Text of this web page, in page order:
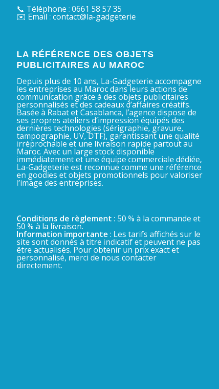
📞 Téléphone : 0661 58 57 35
✉️ Email : contact@la-gadgeterie
LA RÉFÉRENCE DES OBJETS
PUBLICITAIRES AU MAROC
Depuis plus de 10 ans, La-Gadgeterie accompagne
les entreprises au Maroc dans leurs actions de
communication grâce à des objets publicitaires
personnalisés et des cadeaux d’affaires créatifs.
Basée à Rabat et Casablanca, l’agence dispose de
ses propres ateliers d’impression équipés des
dernières technologies (sérigraphie, gravure,
tampographie, UV, DTF), garantissant une qualité
irréprochable et une livraison rapide partout au
Maroc. Avec un large stock disponible
immédiatement et une équipe commerciale dédiée,
La-Gadgeterie est reconnue comme une référence
en goodies et objets promotionnels pour valoriser
l’image des entreprises.
Conditions de règlement : 50 % à la commande et
50 % à la livraison.
Information importante : Les tarifs affichés sur le
site sont donnés à titre indicatif et peuvent ne pas
être actualisés. Pour obtenir un prix exact et
personnalisé, merci de nous contacter
directement.